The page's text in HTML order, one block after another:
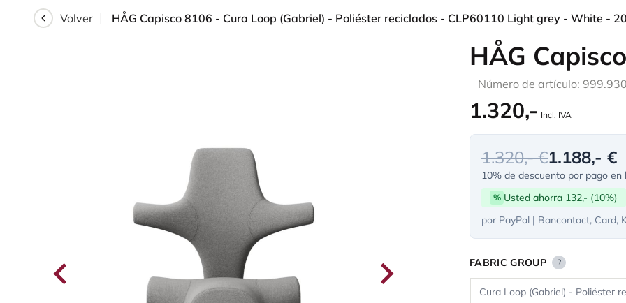
Volver
HÅG
Número de artículo:
1.320,- Incl. IVA
1.320,- €1.188,- €
10% de descuento por pago en
% Usted ahorra 132,- (10%)
por PayPal | Bancontact, Card,
FABRIC GROUP ?